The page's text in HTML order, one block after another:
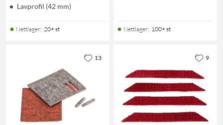
Lavprofil (42 mm)
Nettlager: 20+ st Nettlager: 100+ st
13 9